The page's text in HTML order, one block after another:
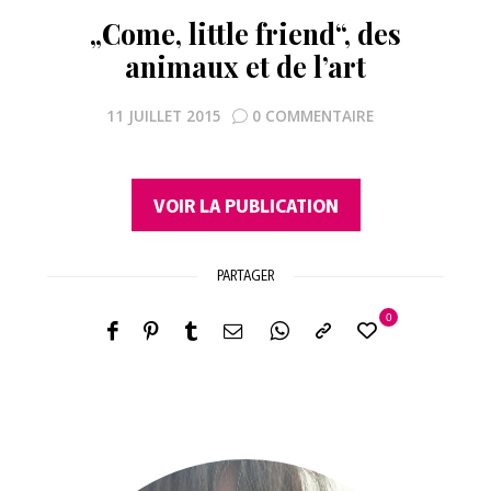
„Come, little friend“, des
animaux et de l’art
11 JUILLET 2015 0 COMMENTAIRE
VOIR LA PUBLICATION
PARTAGER
0